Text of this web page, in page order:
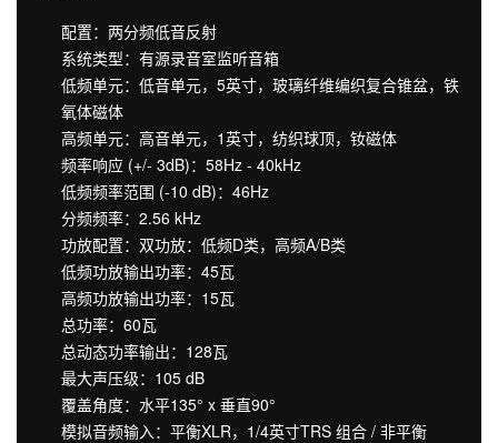
配置：两分频低音反射
系统类型：有源录音室监听音箱
低频单元：低音单元，5英寸，玻璃纤维编织复合锥盆，铁
氧体磁体
高频单元：高音单元，1英寸，纺织球顶，钕磁体
频率响应 (+/- 3dB)：58Hz - 40kHz
低频频率范围 (-10 dB)：46Hz
分频频率：2.56 kHz
功放配置：双功放：低频D类，高频A/B类
低频功放输出功率：45瓦
高频功放输出功率：15瓦
总功率：60瓦
总动态功率输出：128瓦
最大声压级：105 dB
覆盖角度：水平135° x 垂直90°
模拟音频输入：平衡XLR，1/4英寸TRS 组合 / 非平衡